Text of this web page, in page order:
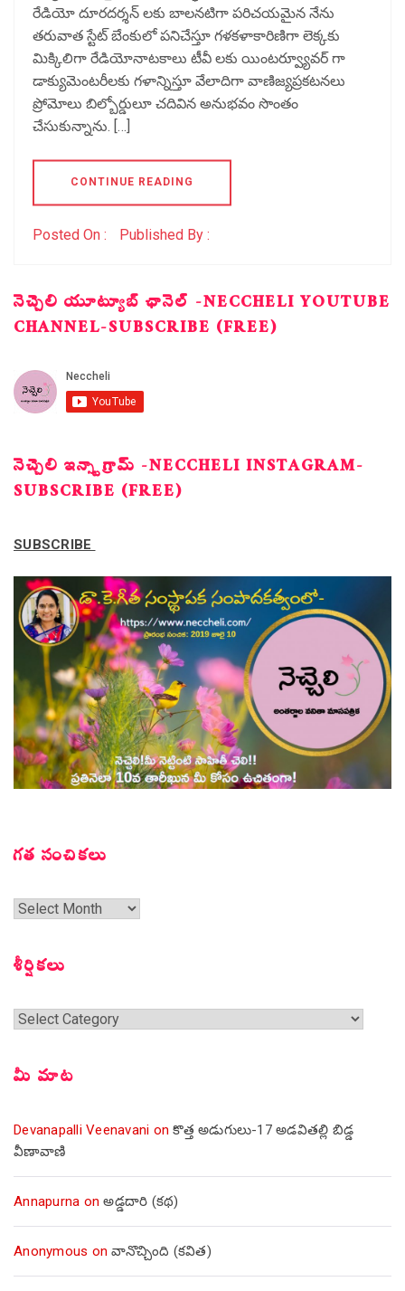
రేడియో దూరదర్శన్ లకు బాలనటిగా పరిచయమైన నేను
తరువాత స్టేట్ బేంకులో పనిచేస్తూ గళకళాకారిణిగా లెక్కకు
మిక్కిలిగా రేడియోనాటకాలు టీవీ లకు యింటర్వ్యూవర్ గా
డాక్యుమెంటరీలకు గళాన్నిస్తూ వేలాదిగా వాణిజ్యప్రకటనలు
ప్రోమోలు బిల్బోర్డులూ చదివిన అనుభవం సొంతం
చేసుకున్నాను. […]
CONTINUE READING
Posted On : Published By :
నెచ్చెలి యూట్యూబ్ ఛానెల్ -NECCHELI YOUTUBE
CHANNEL-SUBSCRIBE (FREE)
నెచ్చెలి ఇన్స్టాగ్రామ్ -NECCHELI INSTAGRAM-
SUBSCRIBE (FREE)
SUBSCRIBE
గత సంచికలు
గత
శీర్షికలు
శీర్షికలు
మీ మాట
Devanapalli Veenavani onకొత్త అడుగులు-17 అడవితల్లి బిడ్డ
వీణావాణి
Annapurna onఅడ్డదారి (కథ)
Anonymous onవానొచ్చింది (కవిత)